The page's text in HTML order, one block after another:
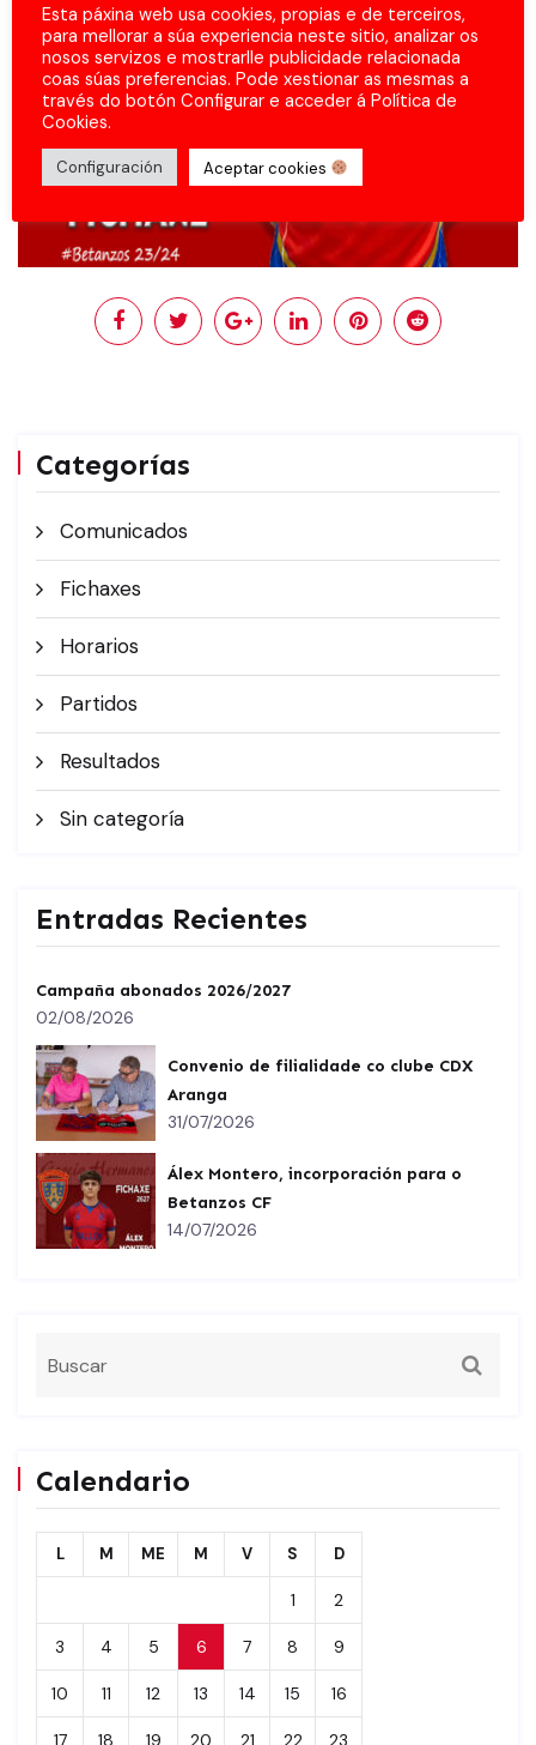
Categorías
Comunicados
Fichaxes
Horarios
Partidos
Resultados
Sin categoría
Entradas Recientes
Campaña abonados 2026/2027
02/08/2026
Convenio de filialidade co clube CDX
Aranga
31/07/2026
Álex Montero, incorporación para o
Betanzos CF
14/07/2026
Calendario
L M ME M V S D
1 2
3 4 5 6 7 8 9
10 11 12 13 14 15 16
17 18 19 20 21 22 23
Esta páxina web usa cookies, propias e de terceiros,
para mellorar a súa experiencia neste sitio, analizar os
nosos servizos e mostrarlle publicidade relacionada
coas súas preferencias. Pode xestionar as mesmas a
través do botón Configurar e acceder á Política de
Cookies.
Configuración Aceptar cookies